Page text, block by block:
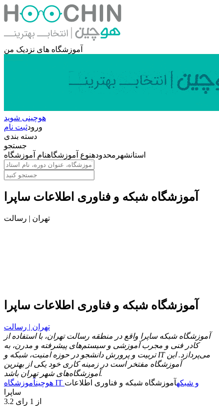
آموزشگاه های نزدیک من
هوچینی شوید
ورودثبت نام
دسته بندی
جستجو
استانشهر محدودهنوع آموزشگاهنام آموزشگاه
آموزشگاه شبکه و فناوری اطلاعات ساپرا
تهران | رسالت
آموزشگاه شبکه و فناوری اطلاعات ساپرا
تهران | رسالت
آموزشگاه شبکه ساپرا واقع در منطقه رسالت تهران، با استفاده از
کادر فنی و مجرب آموزشی و سیستم‌های پیشرفته و مدرن، به
تربیت و پرورش دانشجو در حوزه امنیت، شبکه و IT می‌پردازد. این
آموزشگاه مفتخر است در زمینه کاری خود یکی از بهترین‌
آموزشگاه‌های شهر تهران باشد.
هوچین
آموزشگاه IT و شبکهآموزشگاه شبکه و فناوری اطلاعات
ساپرا
3.2 از 1 رای